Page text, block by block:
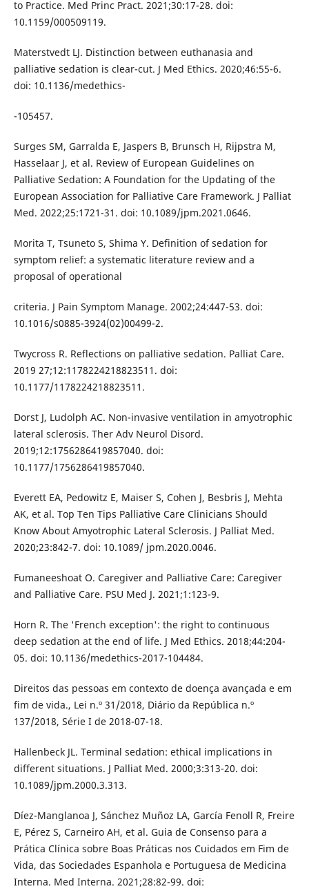
to Practice. Med Princ Pract. 2021;30:17-28. doi:
10.1159/000509119.
Materstvedt LJ. Distinction between euthanasia and
palliative sedation is clear-cut. J Med Ethics. 2020;46:55-6.
doi: 10.1136/medethics-
-105457.
Surges SM, Garralda E, Jaspers B, Brunsch H, Rijpstra M,
Hasselaar J, et al. Review of European Guidelines on
Palliative Sedation: A Foundation for the Updating of the
European Association for Palliative Care Framework. J Palliat
Med. 2022;25:1721-31. doi: 10.1089/jpm.2021.0646.
Morita T, Tsuneto S, Shima Y. Definition of sedation for
symptom relief: a systematic literature review and a
proposal of operational
criteria. J Pain Symptom Manage. 2002;24:447-53. doi:
10.1016/s0885-3924(02)00499-2.
Twycross R. Reflections on palliative sedation. Palliat Care.
2019 27;12:1178224218823511. doi:
10.1177/1178224218823511.
Dorst J, Ludolph AC. Non-invasive ventilation in amyotrophic
lateral sclerosis. Ther Adv Neurol Disord.
2019;12:1756286419857040. doi:
10.1177/1756286419857040.
Everett EA, Pedowitz E, Maiser S, Cohen J, Besbris J, Mehta
AK, et al. Top Ten Tips Palliative Care Clinicians Should
Know About Amyotrophic Lateral Sclerosis. J Palliat Med.
2020;23:842-7. doi: 10.1089/ jpm.2020.0046.
Fumaneeshoat O. Caregiver and Palliative Care: Caregiver
and Palliative Care. PSU Med J. 2021;1:123-9.
Horn R. The 'French exception': the right to continuous
deep sedation at the end of life. J Med Ethics. 2018;44:204-
05. doi: 10.1136/medethics-2017-104484.
Direitos das pessoas em contexto de doença avançada e em
fim de vida., Lei n.º 31/2018, Diário da República n.º
137/2018, Série I de 2018-07-18.
Hallenbeck JL. Terminal sedation: ethical implications in
different situations. J Palliat Med. 2000;3:313-20. doi:
10.1089/jpm.2000.3.313.
Díez-Manglanoa J, Sánchez Muñoz LA, García Fenoll R, Freire
E, Pérez S, Carneiro AH, et al. Guia de Consenso para a
Prática Clínica sobre Boas Práticas nos Cuidados em Fim de
Vida, das Sociedades Espanhola e Portuguesa de Medicina
Interna. Med Interna. 2021;28:82-99. doi: